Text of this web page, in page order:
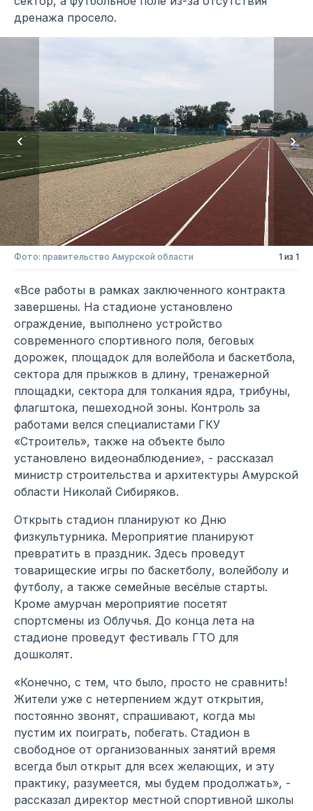
дренажа просело.
Фото: правительство Амурской области 1 из 1
«Все работы в рамках заключенного контракта
завершены. На стадионе установлено
ограждение, выполнено устройство
современного спортивного поля, беговых
дорожек, площадок для волейбола и баскетбола,
сектора для прыжков в длину, тренажерной
площадки, сектора для толкания ядра, трибуны,
флагштока, пешеходной зоны. Контроль за
работами велся специалистами ГКУ
«Строитель», также на объекте было
установлено видеонаблюдение», - рассказал
министр строительства и архитектуры Амурской
области Николай Сибиряков.
Открыть стадион планируют ко Дню
физкультурника. Мероприятие планируют
превратить в праздник. Здесь проведут
товарищеские игры по баскетболу, волейболу и
футболу, а также семейные весёлые старты.
Кроме амурчан мероприятие посетят
спортсмены из Облучья. До конца лета на
стадионе проведут фестиваль ГТО для
дошколят.
«Конечно, с тем, что было, просто не сравнить!
Жители уже с нетерпением ждут открытия,
постоянно звонят, спрашивают, когда мы
пустим их поиграть, побегать. Стадион в
свободное от организованных занятий время
всегда был открыт для всех желающих, и эту
практику, разумеется, мы будем продолжать», -
рассказал директор местной спортивной школы